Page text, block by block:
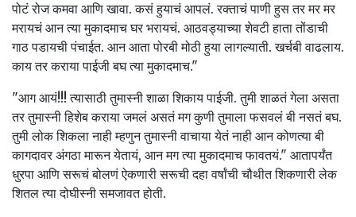
पोटं रोज कमवा आणि खावा. कसं हुयाचं आपलं. रक्ताचं पाणी हुस तर मर मर
मरायचं आन त्या मुकादमाच घर भरायचं. आठवड्याच्या शेवटी हाता तोंडाची
गाठ पडायची पंचाईत. आन आता पोरबी मोठी हुया लागल्याती. खर्चबी वाढलाय.
काय तर कराया पाईजी बघ त्या मुकादमाच."
"आग आयं!!! त्यासाठी तुमास्नी शाळा शिकाय पाईजी. तुमी शाळतं गेला असता
तर तुमास्नी हिशेब कराया जमलं असतं मग कुणी तुमाला फसवलं बी नसतं बघ.
तुमी लोक शिकला नाही म्हणुन तुमास्नी वाचाया येतं नाही आन कोणत्या बी
कागदावर अंगठा मारून येतायं, आन मग त्या मुकादमाच फावतयं." आतापर्यंत
धुरपा आणि सरूचं बोलणं ऐकणारी सरूची दहा वर्षांची चौथीत शिकणारी लेक
शितल त्या दोघीस्नी समजावत होती.